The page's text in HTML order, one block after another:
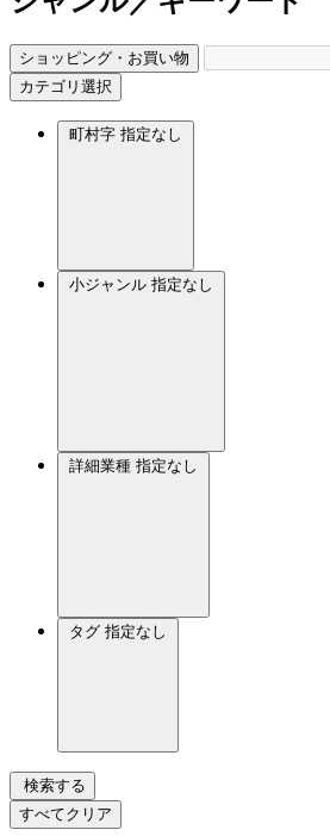
ショッピング・お買い物
カテゴリ選択
町村字 指定なし
小ジャンル 指定なし
詳細業種 指定なし
タグ 指定なし
検索する
すべてクリア